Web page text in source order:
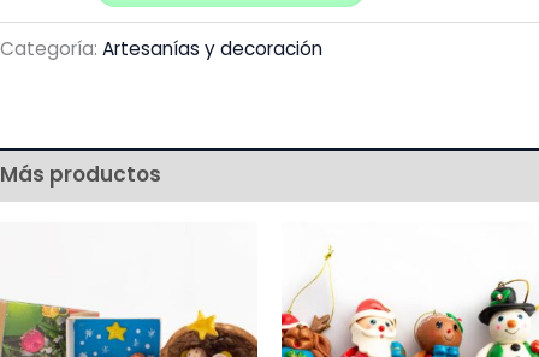
Categoría: Artesanías y decoración
Más productos